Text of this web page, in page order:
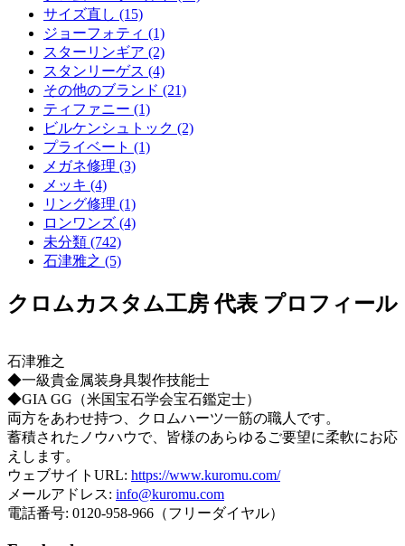
サイズ直し (15)
ジョーフォティ (1)
スターリンギア (2)
スタンリーゲス (4)
その他のブランド (21)
ティファニー (1)
ビルケンシュトック (2)
プライベート (1)
メガネ修理 (3)
メッキ (4)
リング修理 (1)
ロンワンズ (4)
未分類 (742)
石津雅之 (5)
クロムカスタム工房 代表 プロフィール
石津雅之
◆一級貴金属装身具製作技能士
◆GIA GG（米国宝石学会宝石鑑定士）
両方をあわせ持つ、クロムハーツ一筋の職人です。
蓄積されたノウハウで、皆様のあらゆるご要望に柔軟にお応
えします。
ウェブサイトURL: https://www.kuromu.com/
メールアドレス: info@kuromu.com
電話番号: 0120-958-966（フリーダイヤル）